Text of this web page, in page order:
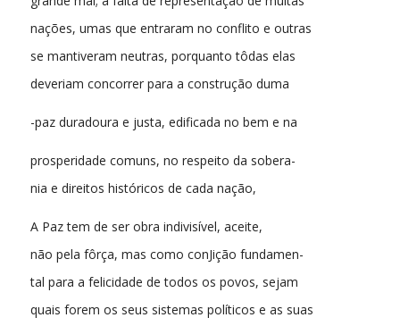
nações, umas que entraram no conflito e outras
se mantiveram neutras, porquanto tôdas elas
deveriam concorrer para a construção duma
-paz duradoura e justa, edificada no bem e na
prosperidade comuns, no respeito da sobera-
nia e direitos históricos de cada nação,
A Paz tem de ser obra indivisível, aceite,
não pela fôrça, mas como conJição fundamen-
tal para a felicidade de todos os povos, sejam
quais forem os seus sistemas políticos e as suas